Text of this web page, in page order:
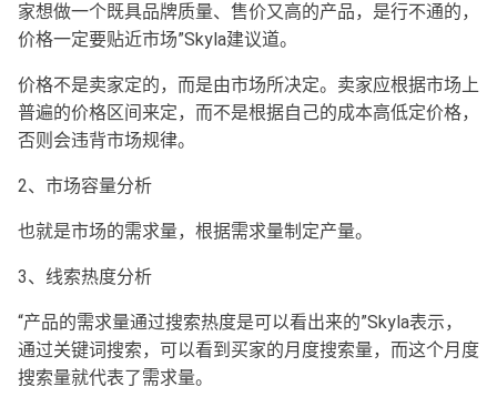
家想做一个既具品牌质量、售价又高的产品，是行不通的，
价格一定要贴近市场”Skyla建议道。
价格不是卖家定的，而是由市场所决定。卖家应根据市场上
普遍的价格区间来定，而不是根据自己的成本高低定价格，
否则会违背市场规律。
2、市场容量分析
也就是市场的需求量，根据需求量制定产量。
3、线索热度分析
“产品的需求量通过搜索热度是可以看出来的”Skyla表示，
通过关键词搜索，可以看到买家的月度搜索量，而这个月度
搜索量就代表了需求量。